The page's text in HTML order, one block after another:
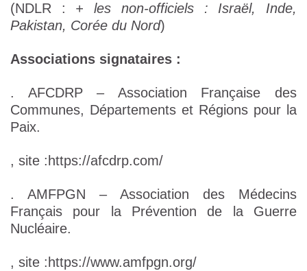
(NDLR : + les non-officiels : Israël, Inde,
Pakistan, Corée du Nord)
Associations signataires :
. AFCDRP – Association Française des
Communes, Départements et Régions pour la
Paix.
, site :https://afcdrp.com/
. AMFPGN – Association des Médecins
Français pour la Prévention de la Guerre
Nucléaire.
, site :https://www.amfpgn.org/